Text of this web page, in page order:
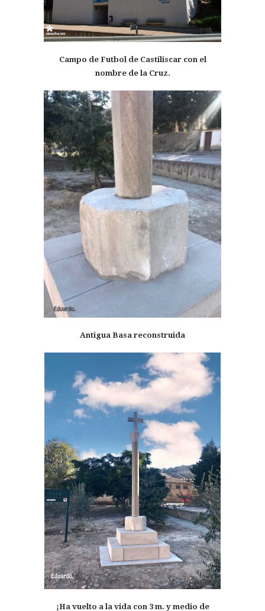
Campo de Futbol de Castiliscar con el
nombre de la Cruz.
Antigua Basa reconstruida
¡Ha vuelto a la vida con 3 m. y medio de